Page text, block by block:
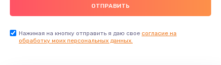
Нажимая на кнопку отправить я даю свое согласие на
обработку моих персональных данных.